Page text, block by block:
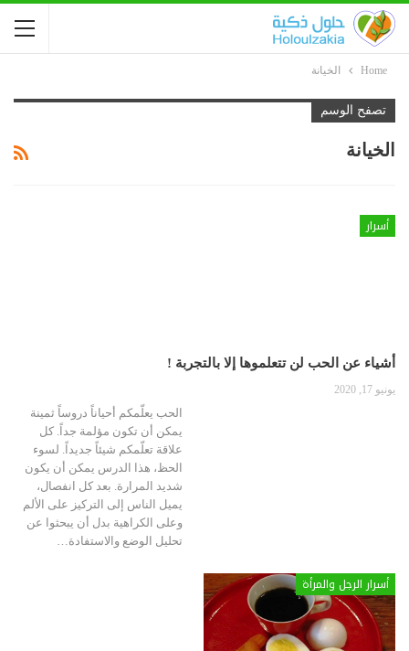
Home الخيانة
تصفح الوسم
الخيانة
أسرار
أشياء عن الحب لن تتعلموها إلا بالتجربة !
يونيو 17, 2020
الحب يعلّمكم أحياناً دروساً ثمينة
يمكن أن تكون مؤلمة جداً. كل
علاقة تعلّمكم شيئاً جديداً. لسوء
الحظ، هذا الدرس يمكن أن يكون
شديد المرارة. بعد كل انفصال،
يميل الناس إلى التركيز على الألم
وعلى الكراهية بدل أن يبحثوا عن
تحليل الوضع والاستفادة…
أسرار الرجل والمرأة